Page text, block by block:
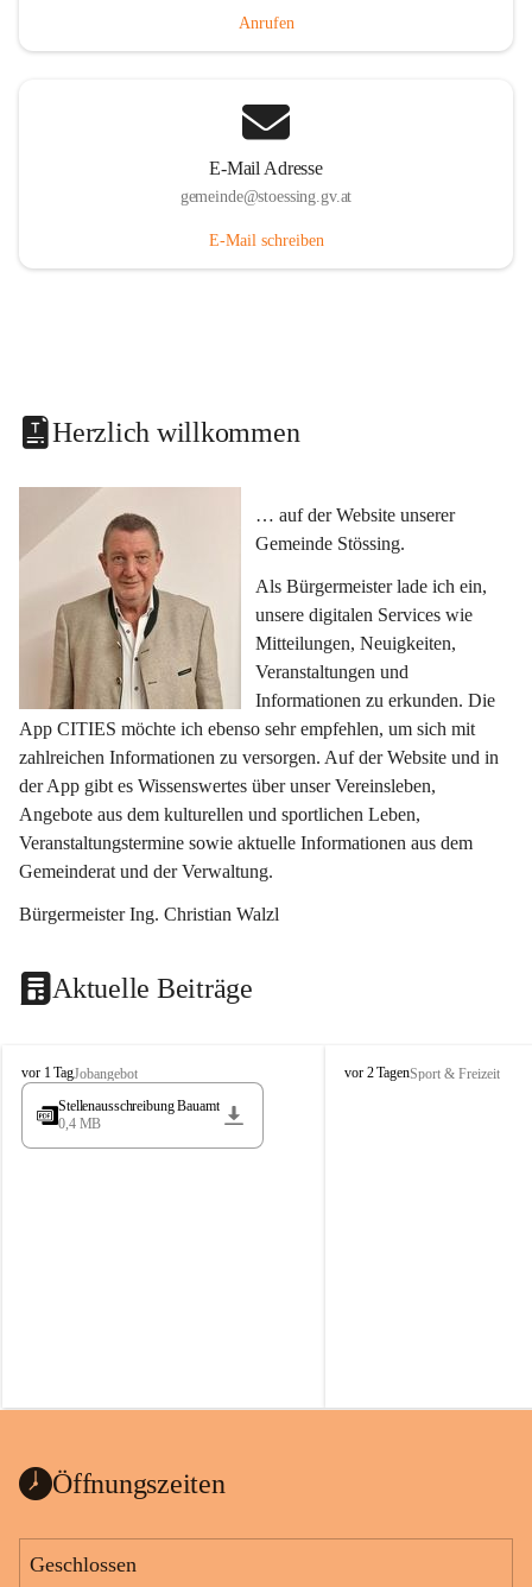
Anrufen
E-Mail Adresse
gemeinde@stoessing.gv.at
E-Mail schreiben
Herzlich willkommen
… auf der Website unserer
Gemeinde Stössing.
Als Bürgermeister lade ich ein,
unsere digitalen Services wie
Mitteilungen, Neuigkeiten,
Veranstaltungen und
Informationen zu erkunden. Die
App CITIES möchte ich ebenso sehr empfehlen, um sich mit
zahlreichen Informationen zu versorgen. Auf der Website und in
der App gibt es Wissenswertes über unser Vereinsleben,
Angebote aus dem kulturellen und sportlichen Leben,
Veranstaltungstermine sowie aktuelle Informationen aus dem
Gemeinderat und der Verwaltung.
Bürgermeister Ing. Christian Walzl
Aktuelle Beiträge
S
t
s
vor 1 TagJobangebot
Stellenausschreibung Bauamt
0,4 MB
S
vor 2 TagenSport & Freizeit
Öffnungszeiten
Geschlossen